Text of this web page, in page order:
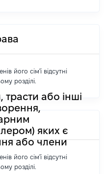
його сім'ї відсутні
розділі.
або інші
яких є
або члени
його сім'ї відсутні
розділі.